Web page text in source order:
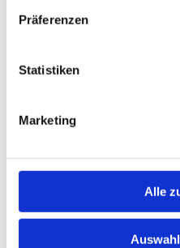
Präferenzen
Statistiken
Marketing
Alle
zuverlässige und
das Profil ab
Mit Interesse und
der
großer Empathie für
Patienten/-innen